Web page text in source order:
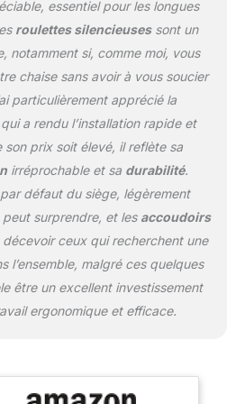
4 directions, ce qui évite
les tensions dans le cou
et les épaules. Contenu
de la livraison et détails :
chaise de bureau
Haworth « Zody »
réglable, ergonomique,
dimensions : largeur
d'assise 50 cm,
profondeur d'assise 40
cm, matériau :
plastique/maille
essentiel pour les longues
roulettes silencieusessont un
notamment si, comme moi, vous
chaise sans avoir à vous soucier
particulièrement apprécié la
a rendu l’installation rapide et
son prix soit élevé, il reflète sa
irréprochable et sa durabilité.
défaut du siège, légèrement
peut surprendre, et les accoudoirs
ceux qui recherchent une
l’ensemble, malgré ces quelques
être un excellent investissement
ergonomique et efficace.